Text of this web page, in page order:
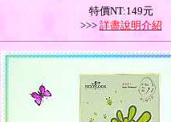
特價NT:149元
>>> 詳盡說明介紹